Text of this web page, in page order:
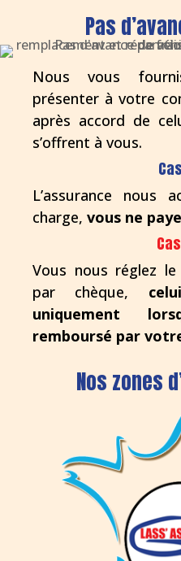
Pas
Nous vous
présenter à votre
après accord de
s’offrent à vous.
L’assurance nous
charge, vous ne
Vous nous réglez
par chèque,
uniquement
remboursé par
Nos zones